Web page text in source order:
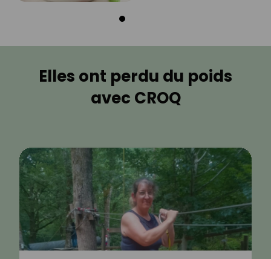
Elles ont perdu du poids
avec CROQ